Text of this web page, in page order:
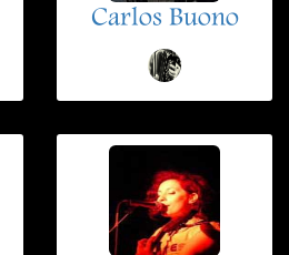
Carlos Buono